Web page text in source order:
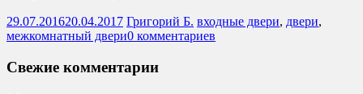
29.07.201620.04.2017 Григорий Б. входные двери, двери,
межкомнатный двери0 комментариев
Свежие комментарии